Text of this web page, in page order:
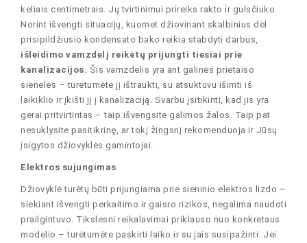
keliais centimetrais. Jų tvirtinimui prireiks rakto ir gulsčiuko.
Norint išvengti situacijų, kuomet džiovinant skalbinius dėl
prisipildžiusio kondensato bako reikia stabdyti darbus,
išleidimo vamzdelį reikėtų prijungti tiesiai prie
kanalizacijos. Šis vamzdelis yra ant galinės prietaiso
sienelės – turėtumėte jį ištraukti, su atsuktuvu išimti iš
laikiklio ir įkišti jį į kanalizaciją. Svarbu įsitikinti, kad jis yra
gerai pritvirtintas – taip išvengsite galimos žalos. Taip pat
nesuklysite pasitikrinę, ar tokį žingsnį rekomenduoja ir Jūsų
įsigytos džiovyklės gamintojai.
Elektros sujungimas
Džiovyklė turėtų būti prijungiama prie sieninio elektros lizdo –
siekiant išvengti perkaitimo ir gaisro rizikos, negalima naudoti
prailgintuvo. Tikslesni reikalavimai priklauso nuo konkretaus
modelio – turėtumėte paskirti laiko ir su jais susipažinti. Jei